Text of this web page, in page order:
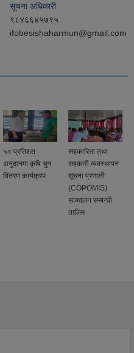
सूचना अधिकारी
९८४६६४५७९५
ifobesishaharmun@gmail.com
५० प्रतिशत
अनुदानमा कृषि चुन
वितरण कार्यक्रम
सहकारिता तथा
सहकारी व्यवस्थापन
सूचना प्रणाली
(COPOMIS)
सञ्चालन सम्बन्धी
तालिम